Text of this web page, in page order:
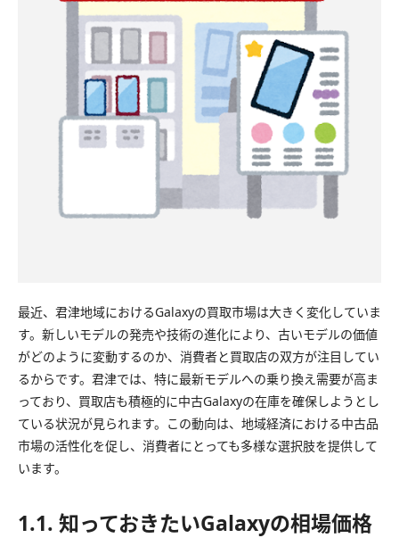
最近、君津地域におけるGalaxyの買取市場は大きく変化していま
す。新しいモデルの発売や技術の進化により、古いモデルの価値
がどのように変動するのか、消費者と買取店の双方が注目してい
るからです。君津では、特に最新モデルへの乗り換え需要が高ま
っており、買取店も積極的に中古Galaxyの在庫を確保しようとし
ている状況が見られます。この動向は、地域経済における中古品
市場の活性化を促し、消費者にとっても多様な選択肢を提供して
います。
1.1. 知っておきたいGalaxyの相場価格